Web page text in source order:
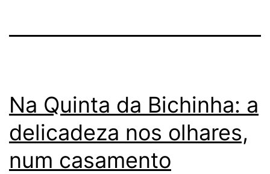
Na Quinta da Bichinha: a
delicadeza nos olhares,
num casamento